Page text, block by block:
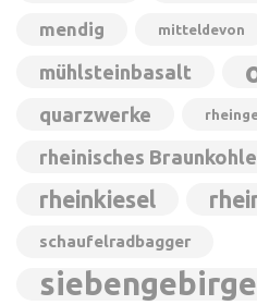
mendig mitteldevon
mühlsteinbasalt
quarzwerke
rheinisches
rheinkiesel
schaufelradbagger
siebengebirge